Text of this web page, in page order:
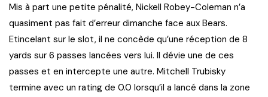
Mis à part une petite pénalité, Nickell Robey-Coleman n’a
quasiment pas fait d’erreur dimanche face aux Bears.
Etincelant sur le slot, il ne concède qu’une réception de 8
yards sur 6 passes lancées vers lui. Il dévie une de ces
passes et en intercepte une autre. Mitchell Trubisky
termine avec un rating de 0.0 lorsqu’il a lancé dans la zone